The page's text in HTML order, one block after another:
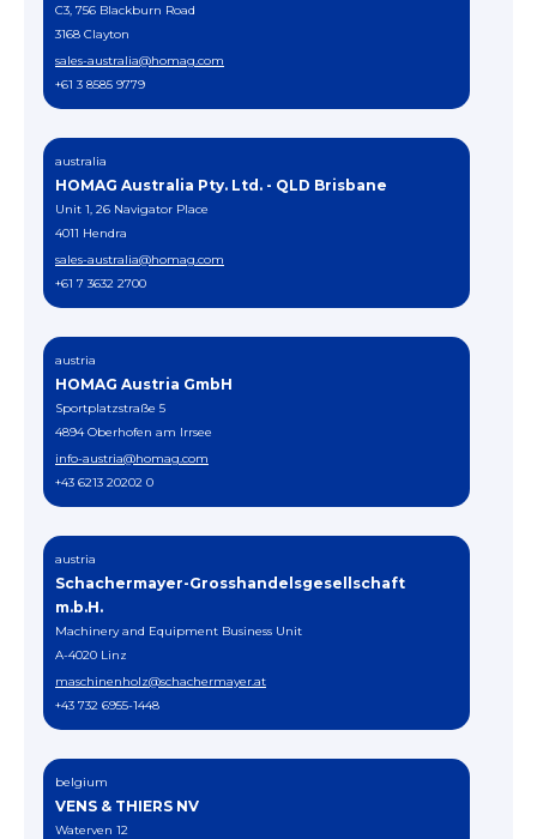
C3, 756 Blackburn Road
3168 Clayton
sales-australia@homag.com
+61 3 8585 9779
australia
HOMAG Australia Pty. Ltd. - QLD Brisbane
Unit 1, 26 Navigator Place
4011 Hendra
sales-australia@homag.com
+61 7 3632 2700
austria
HOMAG Austria GmbH
Sportplatzstraße 5
4894 Oberhofen am Irrsee
info-austria@homag.com
+43 6213 20202 0
austria
Schachermayer-Grosshandelsgesellschaft
m.b.H.
Machinery and Equipment Business Unit
A-4020 Linz
maschinenholz@schachermayer.at
+43 732 6955-1448
belgium
VENS & THIERS NV
Waterven 12